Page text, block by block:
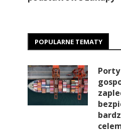
POPULARNE TEMATY
Porty